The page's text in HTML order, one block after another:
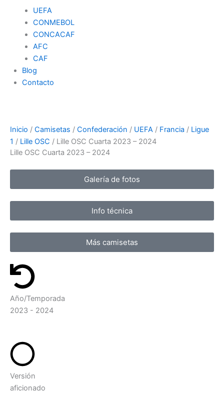
UEFA
CONMEBOL
CONCACAF
AFC
CAF
Blog
Contacto
Inicio / Camisetas / Confederación / UEFA / Francia / Ligue
1 / Lille OSC / Lille OSC Cuarta 2023 – 2024
Lille OSC Cuarta 2023 – 2024
Galería de fotos
Info técnica
Más camisetas
Año/Temporada
2023 - 2024
Versión
aficionado